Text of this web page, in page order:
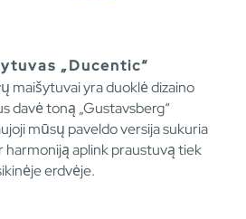
„Ducentic“
maišytuvai yra duoklė dizaino
davė toną „Gustavsberg“
mūsų paveldo versija sukuria
harmoniją aplink praustuvą tiek
erdvėje.